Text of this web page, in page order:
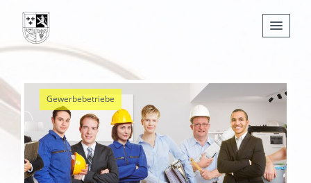
Nachrichten
Leben
Verwaltung
Tourismus
Gewerbebetriebe